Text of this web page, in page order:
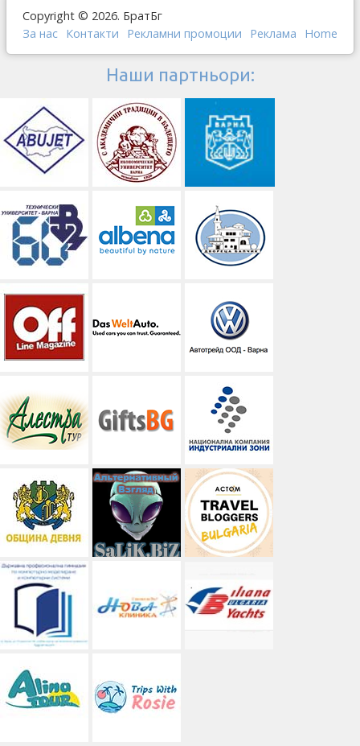
Copyright © 2026. БратБг
За нас Контакти Рекламни промоции Реклама Home
Наши партньори: